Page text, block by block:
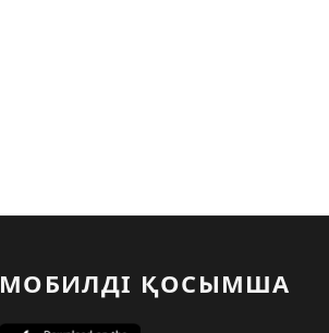
МОБИЛДІ ҚОСЫМША